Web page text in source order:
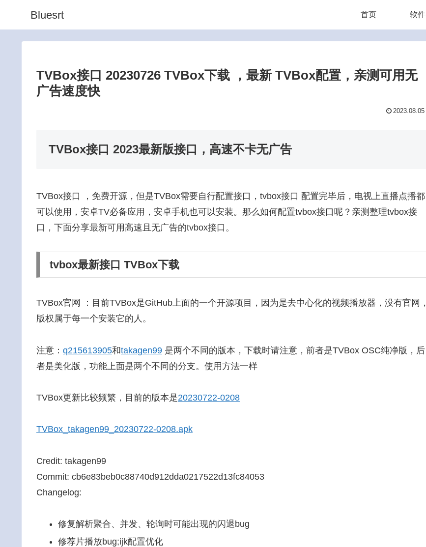
Bluesrt 首页 软件
TVBox接口 20230726 TVBox下载 ，最新 TVBox配置，亲测可用无
广告速度快
2023.08.05
TVBox接口 2023最新版接口，高速不卡无广告
TVBox接口 ，免费开源，但是TVBox需要自行配置接口，tvbox接口 配置完毕后，电视上直播点播都
可以使用，安卓TV必备应用，安卓手机也可以安装。那么如何配置tvbox接口呢？亲测整理tvbox接
口，下面分享最新可用高速且无广告的tvbox接口。
tvbox最新接口 TVBox下载
TVBox官网 ：目前TVBox是GitHub上面的一个开源项目，因为是去中心化的视频播放器，没有官网，
版权属于每一个安装它的人。
注意： q215613905和takagen99 是两个不同的版本，下载时请注意，前者是TVBox OSC纯净版，后
者是美化版，功能上面是两个不同的分支。使用方法一样
TVBox更新比较频繁，目前的版本是20230722-0208
TVBox_takagen99_20230722-0208.apk
Credit: takagen99
Commit: cb6e83beb0c88740d912dda0217522d13fc84053
Changelog:
修复解析聚合、并发、轮询时可能出现的闪退bug
修荐片播放bug;ijk配置优化